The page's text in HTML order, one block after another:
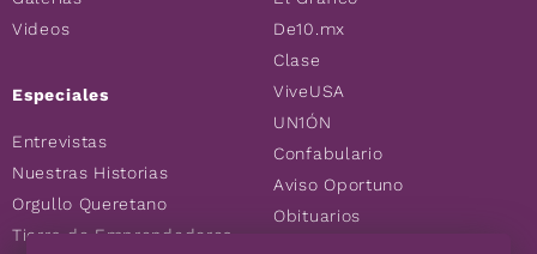
Videos
Especiales
Entrevistas
Nuestras Historias
Orgullo Queretano
Tierra de Emprendedores
De10.mx
Clase
ViveUSA
UN1ÓN
Confabulario
Aviso Oportuno
Obituarios